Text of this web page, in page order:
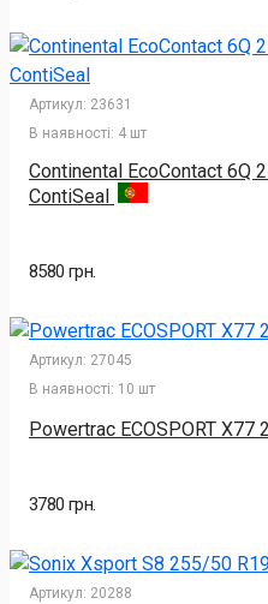
Артикул: 23631
В наявності: 4 шт
Continental EcoContact 6Q
ContiSeal
8580 грн.
Артикул: 27045
В наявності: 10 шт
Powertrac ECOSPORT
3780 грн.
Артикул: 20288